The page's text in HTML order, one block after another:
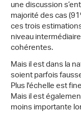
une discussion
majorité des cas
ces trois
niveau
cohérentes.
Mais il est dans la
soient parfois
Plus l'échelle est
Mais il est
moins importante